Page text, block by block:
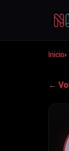
Inicio
←